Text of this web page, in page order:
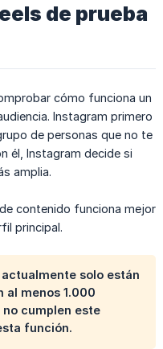
de prueba
cómo funciona un
Instagram primero
de personas que no te
él, Instagram decide si
amplia.
contenido funciona mejor
principal.
solo están
al menos 1.000
no cumplen este
función.